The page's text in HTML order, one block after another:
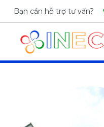
Skip
content
Bạn cần hỗ trợ tư vấn?